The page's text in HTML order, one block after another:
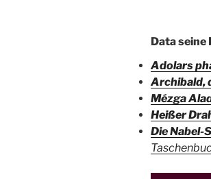
Data seine
Adolars
Archibald,
Mézga
Heißer
Die Nabel-